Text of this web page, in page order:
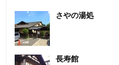
さやの湯処
長寿館